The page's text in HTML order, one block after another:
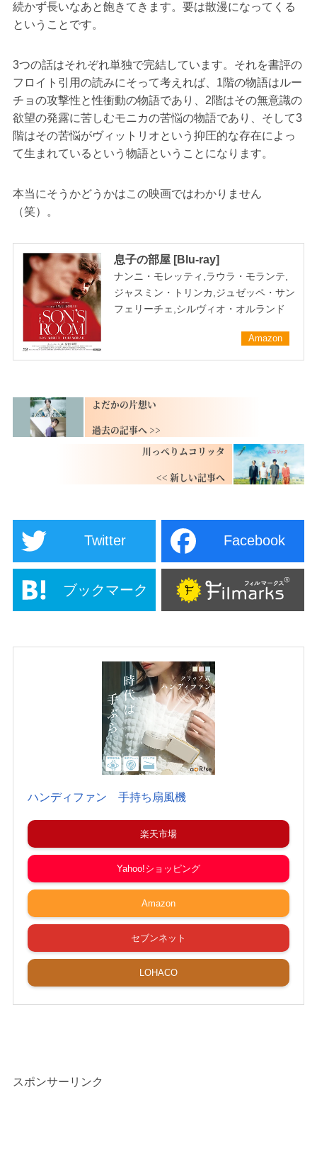
続かず長いなあと飽きてきます。要は散漫になってくる
ということです。
3つの話はそれぞれ単独で完結しています。それを書評の
フロイト引用の読みにそって考えれば、1階の物語はルー
チョの攻撃性と性衝動の物語であり、2階はその無意識の
欲望の発露に苦しむモニカの苦悩の物語であり、そして3
階はその苦悩がヴィットリオという抑圧的な存在によっ
て生まれているという物語ということになります。
本当にそうかどうかはこの映画ではわかりません
（笑）。
息子の部屋 [Blu-ray]
ナンニ・モレッティ,ラウラ・モランテ,
ジャスミン・トリンカ,ジュゼッペ・サン
フェリーチェ,シルヴィオ・オルランド
Amazon
よだかの片想い
川っぺりムコリッタ
Twitter Facebook
ブックマーク
ハンディファン 手持ち扇風機
楽天市場
Yahoo!ショッピング
Amazon
セブンネット
LOHACO
スポンサーリンク